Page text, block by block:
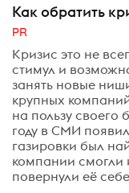
Как обратить
PR
Кризис это не
стимул и
занять новые
крупных
на пользу своего
году в СМИ
газировки был
компании смогли
повернули её